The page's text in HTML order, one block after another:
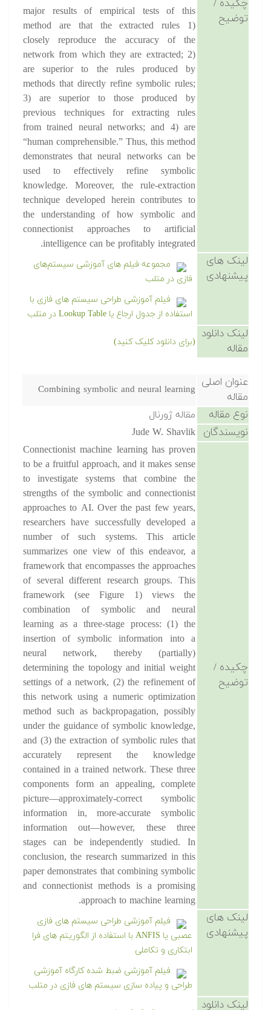
چکیده /
توضیح
major results of empirical tests of this
method are that the extracted rules 1)
closely reproduce the accuracy of the
network from which they are extracted; 2)
are superior to the rules produced by
methods that directly refine symbolic rules;
3) are superior to those produced by
previous techniques for extracting rules
from trained neural networks; and 4) are
“human comprehensible.” Thus, this method
demonstrates that neural networks can be
used to effectively refine symbolic
knowledge. Moreover, the rule-extraction
technique developed herein contributes to
the understanding of how symbolic and
connectionist approaches to artificial
intelligence can be profitably integrated.
لینک های
پیشنهادی
مجموعه فیلم های آموزشی سیستم‌های
فازی در متلب
فیلم آموزشی طراحی سیستم های فازی با
استفاده از جدول ارجاع یا Lookup Table در متلب
لینک دانلود
مقاله
(برای دانلود کلیک کنید)
عنوان اصلی
مقاله
Combining symbolic and neural learning
نوع مقاله مقاله ژورنال
نویسندگان Jude W. Shavlik
چکیده /
توضیح
Connectionist machine learning has proven
to be a fruitful approach, and it makes sense
to investigate systems that combine the
strengths of the symbolic and connectionist
approaches to AI. Over the past few years,
researchers have successfully developed a
number of such systems. This article
summarizes one view of this endeavor, a
framework that encompasses the approaches
of several different research groups. This
framework (see Figure 1) views the
combination of symbolic and neural
learning as a three-stage process: (1) the
insertion of symbolic information into a
neural network, thereby (partially)
determining the topology and initial weight
settings of a network, (2) the refinement of
this network using a numeric optimization
method such as backpropagation, possibly
under the guidance of symbolic knowledge,
and (3) the extraction of symbolic rules that
accurately represent the knowledge
contained in a trained network. These three
components form an appealing, complete
picture—approximately-correct symbolic
information in, more-accurate symbolic
information out—however, these three
stages can be independently studied. In
conclusion, the research summarized in this
paper demonstrates that combining symbolic
and connectionist methods is a promising
approach to machine learning.
لینک های
پیشنهادی
فیلم آموزشی طراحی سیستم های فازی
عصبی یا ANFIS با استفاده از الگوریتم های فرا
ابتکاری و تکاملی
فیلم آموزشی ضبط شده کارگاه آموزشی
طراحی و پیاده سازی سیستم های فازی در متلب
لینک دانلود